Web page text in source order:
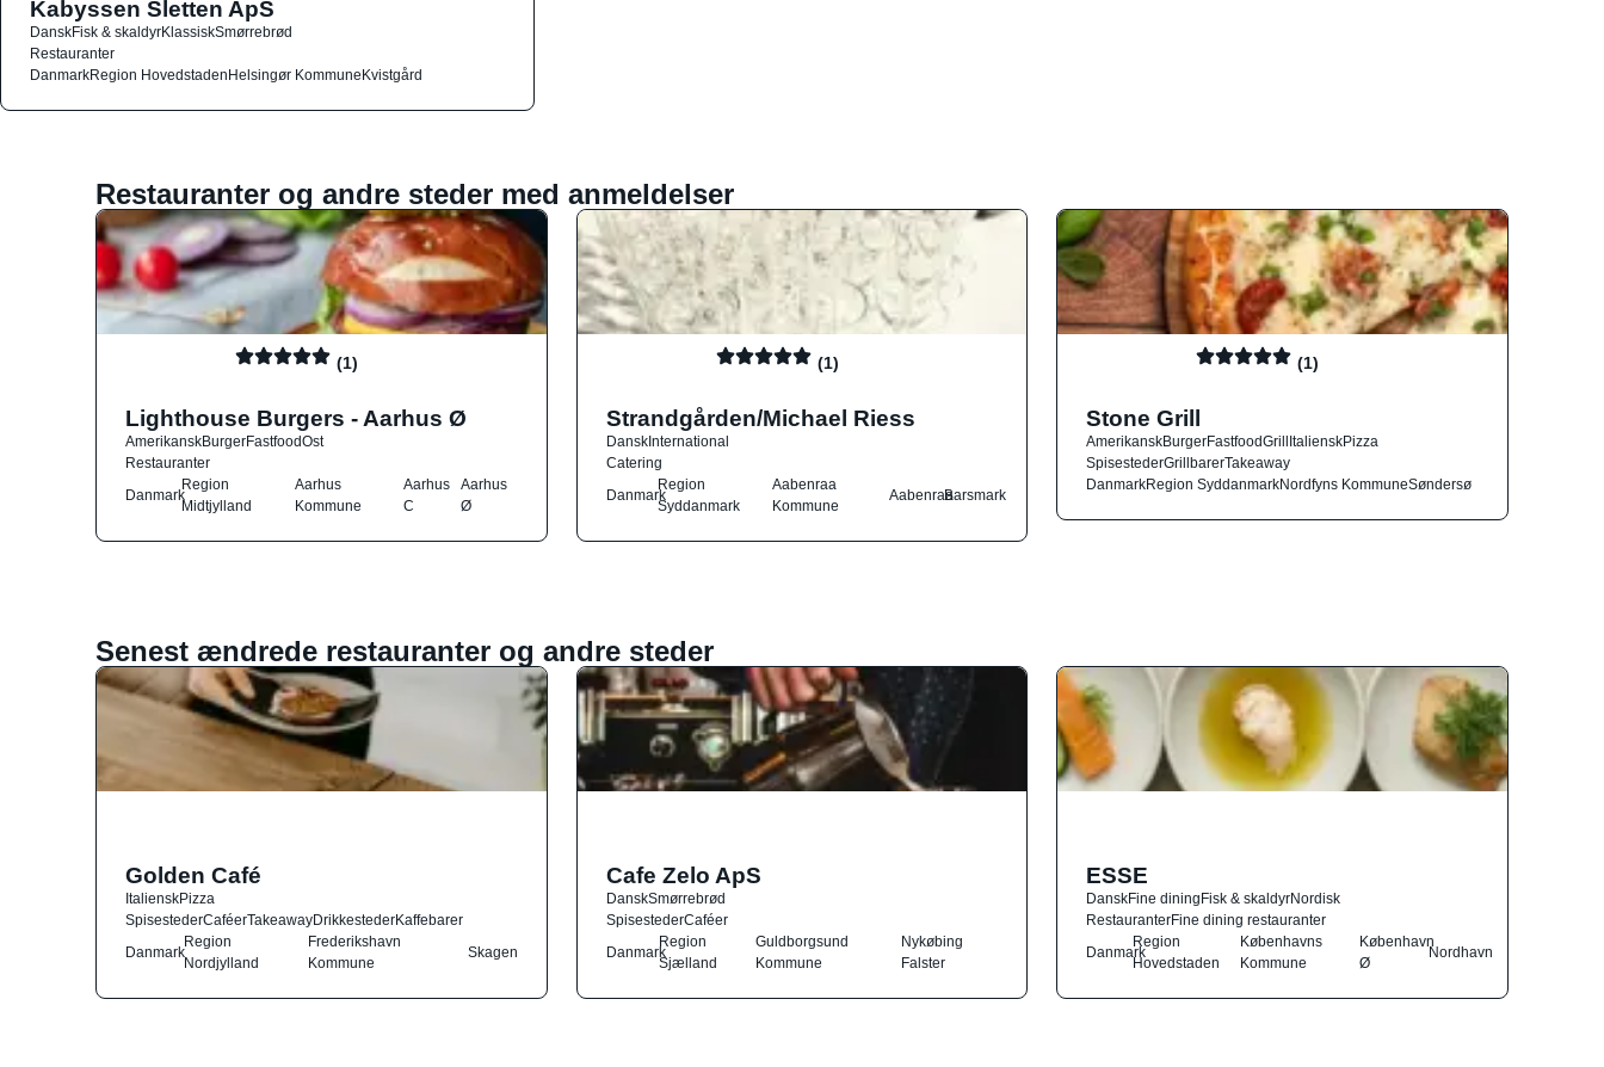
Kabyssen Sletten ApS
DanskFisk & skaldyrKlassiskSmørrebrød
Restauranter
DanmarkRegion HovedstadenHelsingør KommuneKvistgård
Restauranter og andre steder med anmeldelser
(1)
Lighthouse Burgers - Aarhus Ø
AmerikanskBurgerFastfoodOst
Restauranter
Danmark
Region
Midtjylland
Aarhus
Kommune
Aarhus
C
Aarhus
Ø
(1)
Strandgården/Michael Riess
DanskInternational
Catering
Danmark
Region
Syddanmark
Aabenraa
Kommune
AabenraaBarsmark
(1)
Stone Grill
AmerikanskBurgerFastfoodGrillItalienskPizza
SpisestederGrillbarerTakeaway
DanmarkRegion SyddanmarkNordfyns KommuneSøndersø
Senest ændrede restauranter og andre steder
Golden Café
ItalienskPizza
SpisestederCaféerTakeawayDrikkestederKaffebarer
Danmark
Region
Nordjylland
Frederikshavn
Kommune
Skagen
Cafe Zelo ApS
DanskSmørrebrød
SpisestederCaféer
Danmark
Region
Sjælland
Guldborgsund
Kommune
Nykøbing
Falster
ESSE
DanskFine diningFisk & skaldyrNordisk
RestauranterFine dining restauranter
Danmark
Region
Hovedstaden
Københavns
Kommune
København
Ø
Nordhavn